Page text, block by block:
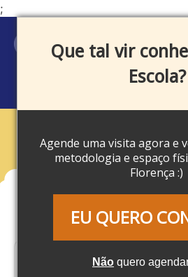
Que tal vir
Escola?
Agende uma visita agora e
metodologia e espaço
Florença :)
EU QUERO
Não quero
;
MEU ACESSO
Blog
Férias escolares: